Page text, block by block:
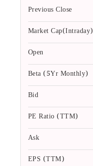
Previous Close
Market Cap(Intraday)
Open
Beta (5Yr Monthly)
Bid
PE Ratio (TTM)
Ask
EPS (TTM)